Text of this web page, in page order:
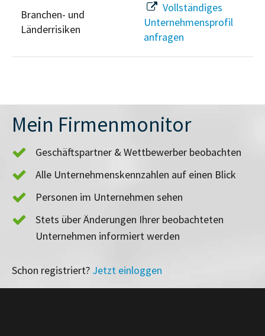
Branchen- und
Länderrisiken
Vollständiges
Unternehmensprofil
anfragen
Mein Firmenmonitor
Geschäftspartner & Wettbewerber beobachten
Alle Unternehmenskennzahlen auf einen Blick
Personen im Unternehmen sehen
Stets über Änderungen Ihrer beobachteten
Unternehmen informiert werden
Schon registriert? Jetzt einloggen